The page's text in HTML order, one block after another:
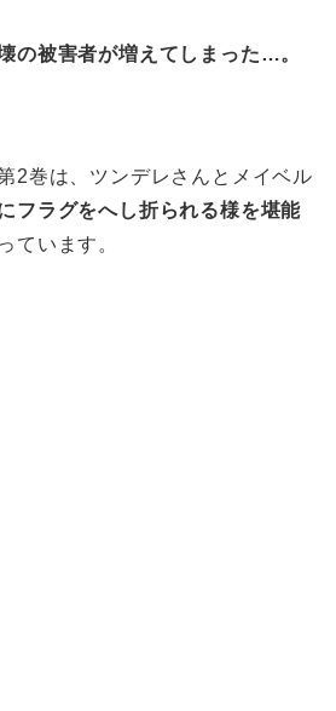
の被害者が増えてしまった…。
2巻は、ツンデレさんとメイベル
フラグをへし折られる様を堪能
ています。